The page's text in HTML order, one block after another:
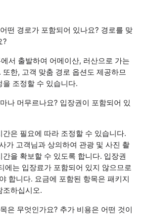
떤 경로가 포함되어 있나요? 경로를 맞
?
서 출발하여 어메이산, 러산으로 가는
또한, 고객 맞춤 경로 옵션도 제공하므
조정할 수 있습니다.
나 머무르나요? 입장권이 포함되어 있
간은 필요에 따라 조정할 수 있습니다.
가 고객님과 상의하여 관광 및 사진 촬
을 확보할 수 있도록 합니다. 입장권
에는 입장료가 포함되어 있지 않으므로
합니다. 요금에 포함된 항목은 패키지
조하십시오.
은 무엇인가요? 추가 비용은 어떤 것이